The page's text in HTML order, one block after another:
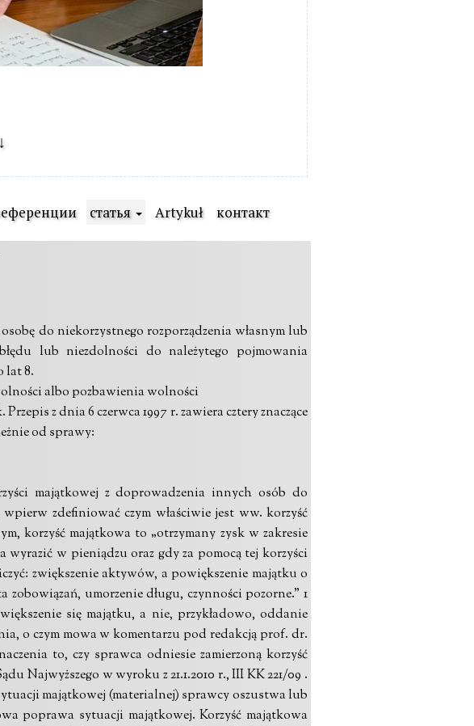
статья Artykuł контакт
do niekorzystnego rozporządzenia własnym lub
lub niezdolności do należytego pojmowania
lat 8.
albo pozbawienia wolności
z dnia 6 czerwca 1997 r. zawiera cztery znaczące
od sprawy:
majątkowej z doprowadzenia innych osób do
zdefiniować czym właściwie jest ww. korzyść
korzyść majątkowa to „otrzymany zysk w zakresie
w pieniądzu oraz gdy za pomocą tej korzyści
zwiększenie aktywów, a powiększenie majątku o
umorzenie długu, czynności pozorne.” 1
się majątku, a nie, przykładowo, oddanie
o czym mowa w komentarzu pod redakcją prof. dr.
to, czy sprawca odniesie zamierzoną korzyść
Najwyższego w wyroku z 21.1.2010 r., III KK 221/09 .
majątkowej (materialnej) sprawcy oszustwa lub
poprawa sytuacji majątkowej. Korzyść majątkowa